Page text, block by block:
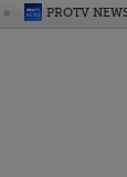
PROTV